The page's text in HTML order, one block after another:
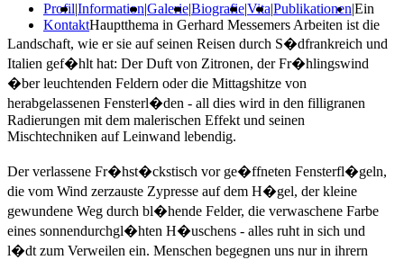
Profil|Information|Galerie|Biografie|Vita|Publikationen|
Kontakt
Ein
Hauptthema in Gerhard Messemers Arbeiten ist die
Landschaft, wie er sie auf seinen Reisen durch S�dfrankreich und
Italien gef�hlt hat: Der Duft von Zitronen, der Fr�hlingswind
�ber leuchtenden Feldern oder die Mittagshitze von
herabgelassenen Fensterl�den - all dies wird in den filligranen
Radierungen mit dem malerischen Effekt und seinen
Mischtechniken auf Leinwand lebendig.
Der verlassene Fr�hst�ckstisch vor ge�ffneten Fensterfl�geln,
die vom Wind zerzauste Zypresse auf dem H�gel, der kleine
gewundene Weg durch bl�hende Felder, die verwaschene Farbe
eines sonnendurchgl�hten H�uschens - alles ruht in sich und
l�dt zum Verweilen ein. Menschen begegnen uns nur in ihrern